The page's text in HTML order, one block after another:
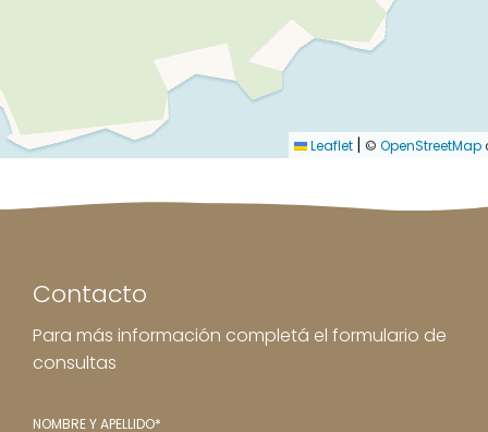
Leaflet | © OpenStreetMap
Contacto
Para más información completá el formulario de
consultas
NOMBRE Y APELLIDO*